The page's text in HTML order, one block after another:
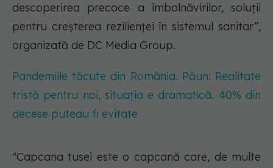
descoperirea precoce a îmbolnăvirilor, soluții
pentru creșterea rezilienței în sistemul sanitar”,
organizată de DC Media Group.
Pandemiile tăcute din România. Păun: Realitate
tristă pentru noi, situația e dramatică. 40% din
decese puteau fi evitate
"Capcana tusei este o capcană care, de multe